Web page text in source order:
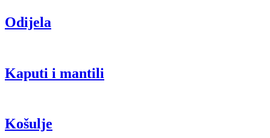
Odijela
Kaputi i mantili
Košulje